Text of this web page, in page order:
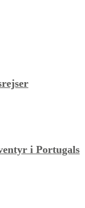
i Portugals